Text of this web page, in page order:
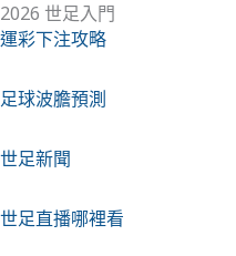
2026 世足入門
運彩下注攻略
足球波膽預測
世足新聞
世足直播哪裡看